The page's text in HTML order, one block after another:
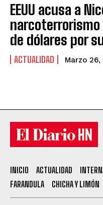
EEUU acusa a
narcoterrorismo
de dólares por
ACTUALIDAD Marzo
INICIO ACTUALIDAD
FARANDULA
CHICHA Y LIMÓN